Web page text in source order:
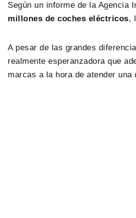
Según un informe de la Agencia
millones de coches eléctricos,
A pesar de las grandes
realmente esperanzadora que
marcas a la hora de atender